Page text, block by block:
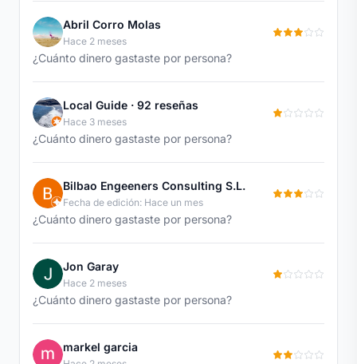
Abril Corro Molas
Hace 2 meses
¿Cuánto dinero gastaste por persona?
Local Guide · 92 reseñas
Hace 3 meses
¿Cuánto dinero gastaste por persona?
Bilbao Engeeners Consulting S.L.
Fecha de edición: Hace un mes
¿Cuánto dinero gastaste por persona?
Jon Garay
Hace 2 meses
¿Cuánto dinero gastaste por persona?
markel garcia